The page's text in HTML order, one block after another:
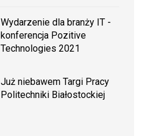
Wydarzenie dla branży IT -
konferencja Pozitive
Technologies 2021
Już niebawem Targi Pracy
Politechniki Białostockiej